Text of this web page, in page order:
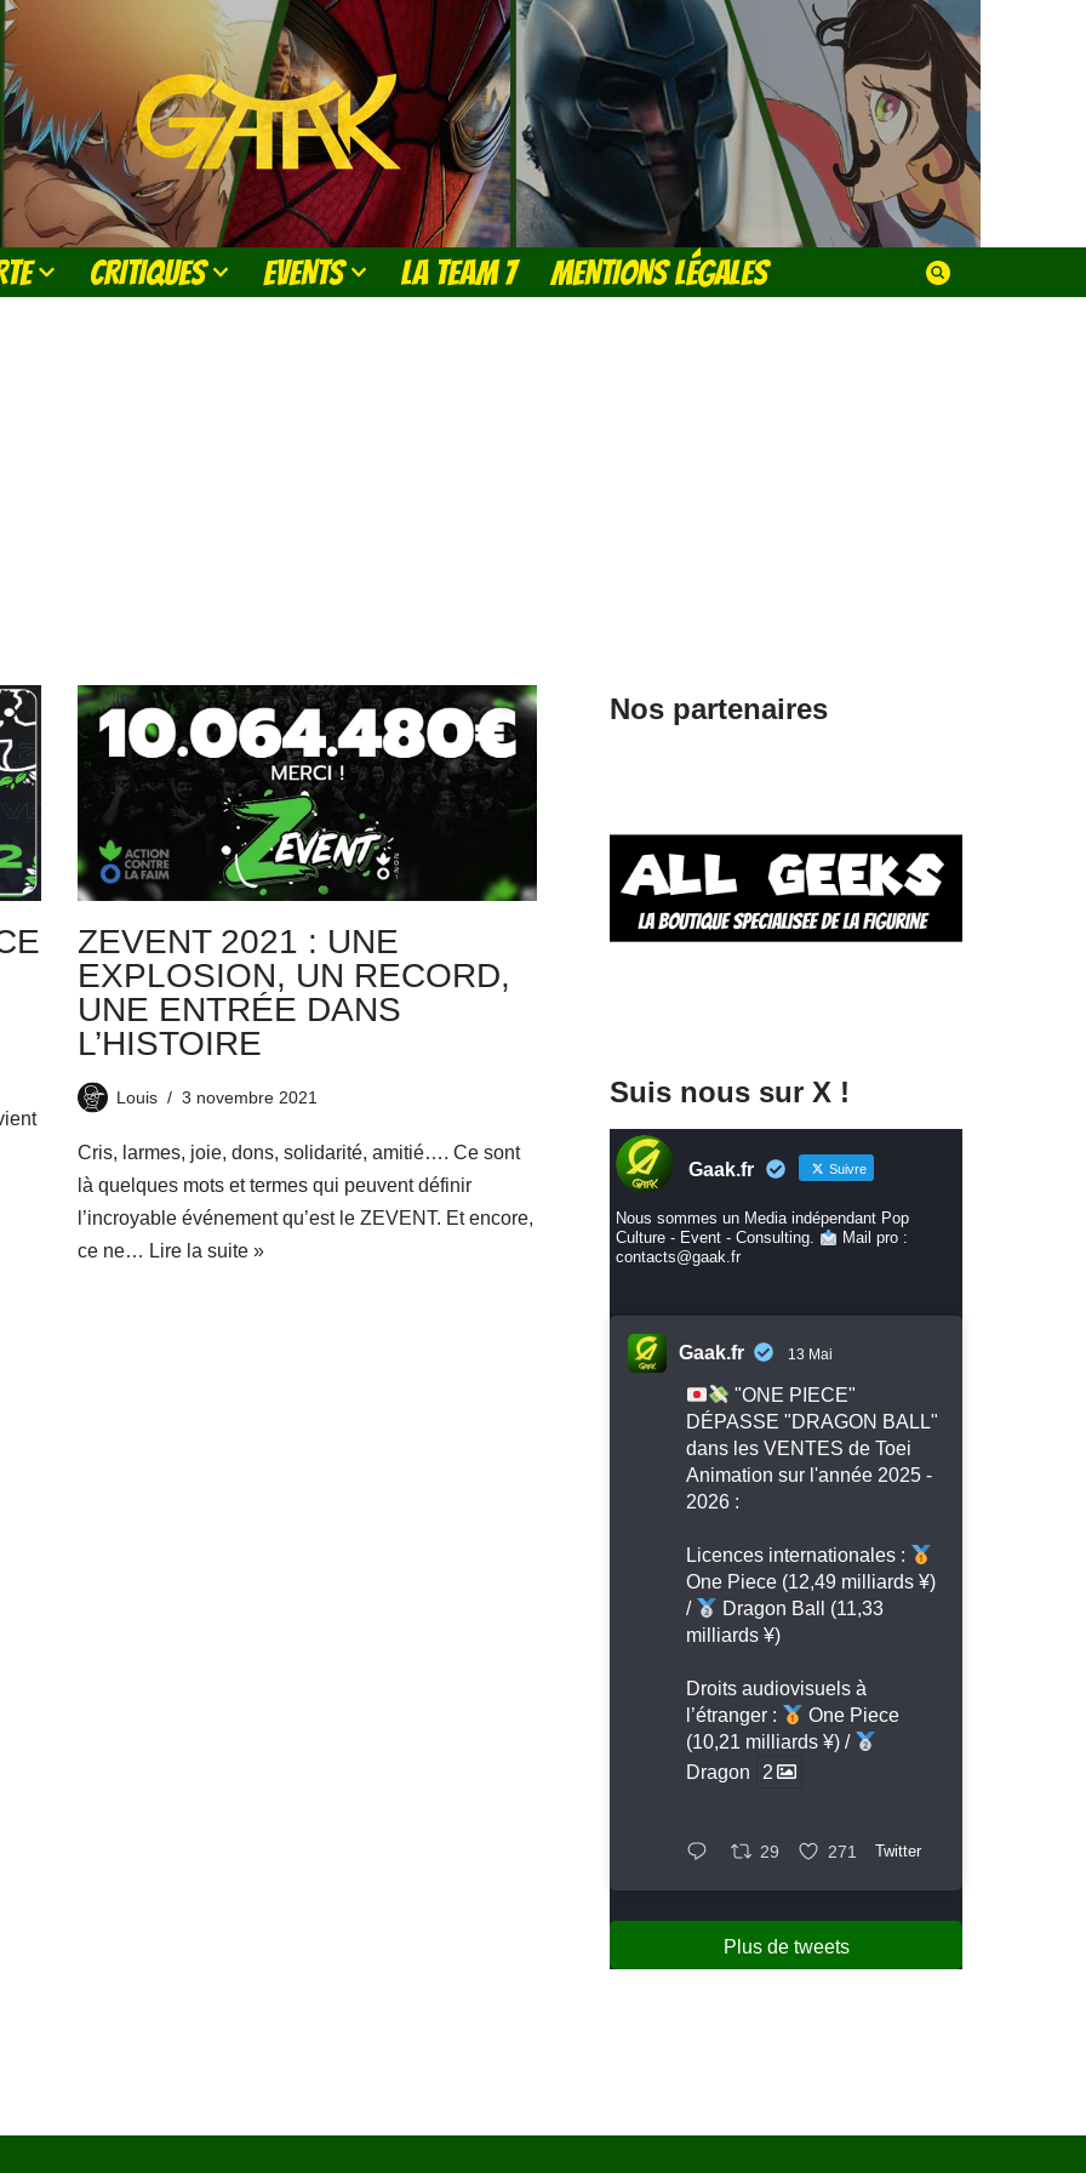
CRITIQUES EVENTS LA TEAM 7 MENTIONS LÉGALES
ZEVENT 2021 : UNE
EXPLOSION, UN RECORD,
UNE ENTRÉE DANS
L’HISTOIRE
Louis 3 novembre 2021
Cris, larmes, joie, dons, solidarité, amitié…. Ce sont
là quelques mots et termes qui peuvent définir
l’incroyable événement qu’est le ZEVENT. Et encore,
ce ne… Lire la suite »
Nos partenaires
Suis nous sur X !
Gaak.fr Suivre
Nous sommes un Media indépendant Pop
Culture - Event - Consulting.
Mail pro :
contacts@gaak.fr
Gaak.fr 13 Mai
"ONE PIECE"
DÉPASSE "DRAGON BALL"
dans les VENTES de Toei
Animation sur l'année 2025 -
2026 :
Licences internationales :
One Piece (12,49 milliards ¥)
/
Dragon Ball (11,33
milliards ¥)
Droits audiovisuels à
l’étranger :
One Piece
(10,21 milliards ¥) /
Dragon
2
29 271 Twitter
Plus de tweets